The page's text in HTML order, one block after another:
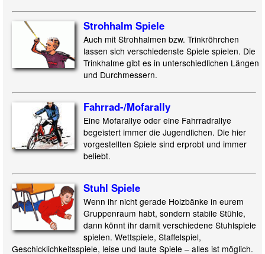
Strohhalm Spiele
Auch mit Strohhalmen bzw. Trinkröhrchen
lassen sich verschiedenste Spiele spielen. Die
Trinkhalme gibt es in unterschiedlichen Längen
und Durchmessern.
Fahrrad-/Mofarally
Eine Mofarallye oder eine Fahrradrallye
begeistert immer die Jugendlichen. Die hier
vorgestellten Spiele sind erprobt und immer
beliebt.
Stuhl Spiele
Wenn ihr nicht gerade Holzbänke in eurem
Gruppenraum habt, sondern stabile Stühle,
dann könnt ihr damit verschiedene Stuhlspiele
spielen. Wettspiele, Staffelspiel,
Geschicklichkeitsspiele, leise und laute Spiele – alles ist möglich.